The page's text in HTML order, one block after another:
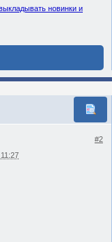
новинки и
#2